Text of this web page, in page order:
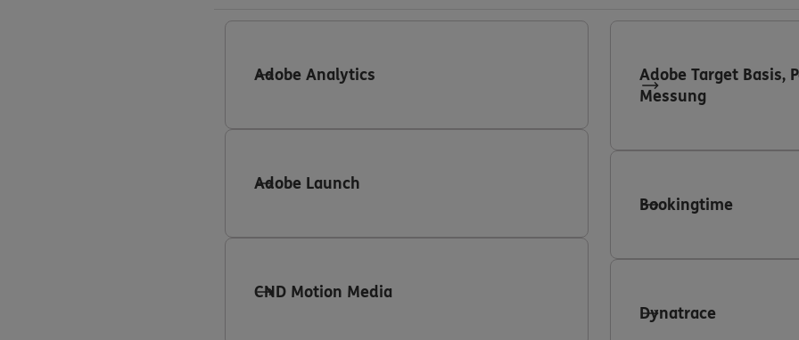
Adobe Analytics
Adobe Launch
CND Motion Media
Adobe Target Basis,
Messung
Bookingtime
Dynatrace